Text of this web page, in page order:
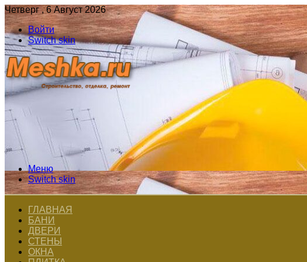
Четверг , 6 Август 2026
Войти
Switch skin
Меню
Switch skin
ГЛАВНАЯ
БАНИ
ДВЕРИ
СТЕНЫ
ОКНА